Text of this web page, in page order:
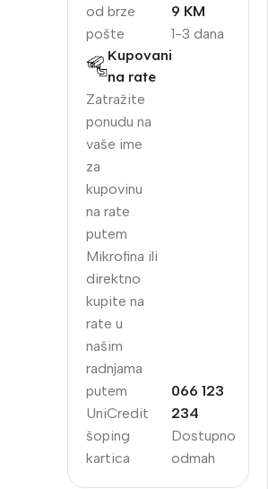
od brze
pošte
1-3 dana
9 KM
Kupovani
na rate
Zatražite
ponudu na
vaše ime
za
kupovinu
na rate
putem
Mikrofina ili
direktno
kupite na
rate u
našim
radnjama
putem
UniCredit
šoping
kartica
Dostupno
odmah
066 123
234